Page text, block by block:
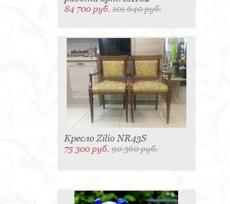
84 700 руб.101 640 руб.
Кресло Zilio NR43S
75 300 руб.90 360 руб.